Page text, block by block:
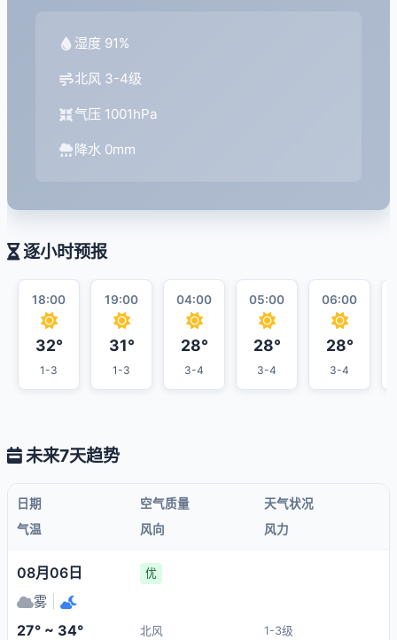
湿度 91%
北风 3-4级
气压 1001hPa
降水 0mm
逐小时预报
18:00
32°
1-3
19:00
31°
1-3
04:00
28°
3-4
05:00
28°
3-4
06:00
28°
3-4
未来7天趋势
日期 空气质量
天气状况
气温
风向 风力
08月06日 优
雾
27° ~ 34° 北风 1-3级